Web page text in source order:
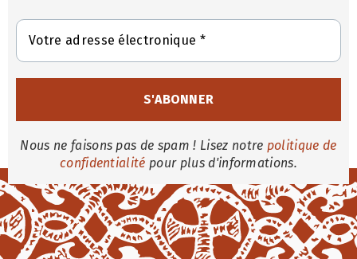
Nous ne faisons pas de spam ! Lisez notre politique de
confidentialité pour plus d'informations.